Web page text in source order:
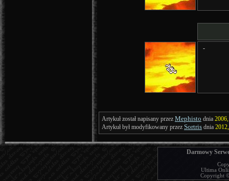
-
Artykuł został napisany przez Mephisto dnia
Artykuł był modyfikowany przez Sortris dnia
Darmowy
Ultima
Copyright